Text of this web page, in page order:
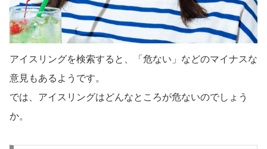
アイスリングを検索すると、「危ない」などのマイナスな
意見もあるようです。
では、アイスリングはどんなところが危ないのでしょう
か。